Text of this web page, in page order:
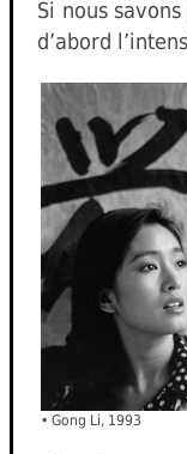
Si nous
d’abord
• Gong Li, 1993